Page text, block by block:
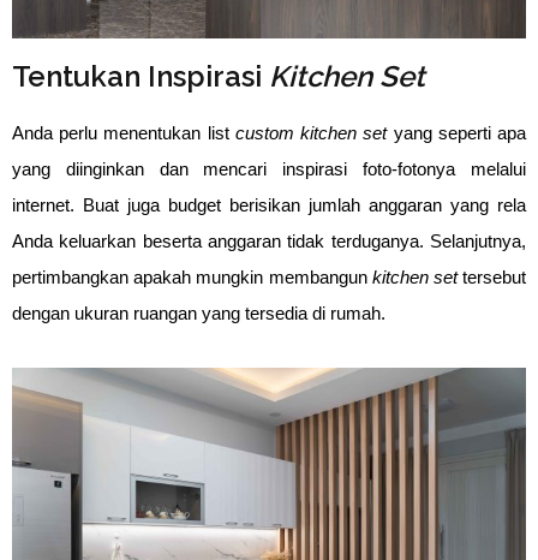
Tentukan Inspirasi Kitchen Set
Anda perlu menentukan list custom kitchen setyang seperti apa
yang diinginkan dan mencari inspirasi foto-fotonya melalui
internet. Buat juga budget berisikan jumlah anggaran yang rela
Anda keluarkan beserta anggaran tidak terduganya. Selanjutnya,
pertimbangkan apakah mungkin membangun kitchen settersebut
dengan ukuran ruangan yang tersedia di rumah.